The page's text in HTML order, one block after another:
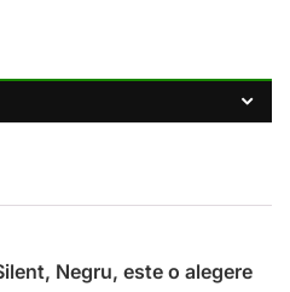
Negru, este o alegere